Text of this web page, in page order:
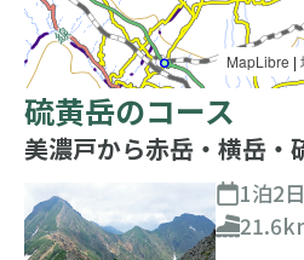
MapLibre |
硫黄岳のコース
美濃戸から赤岳・横岳・
1泊2日